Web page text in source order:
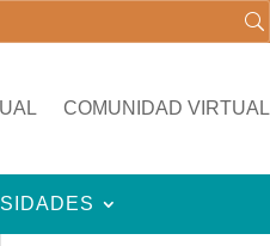
COMUNIDAD VIRTUAL